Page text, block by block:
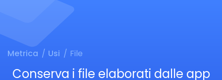
Metrica Usi File
Conserva i file elaborati dalle app